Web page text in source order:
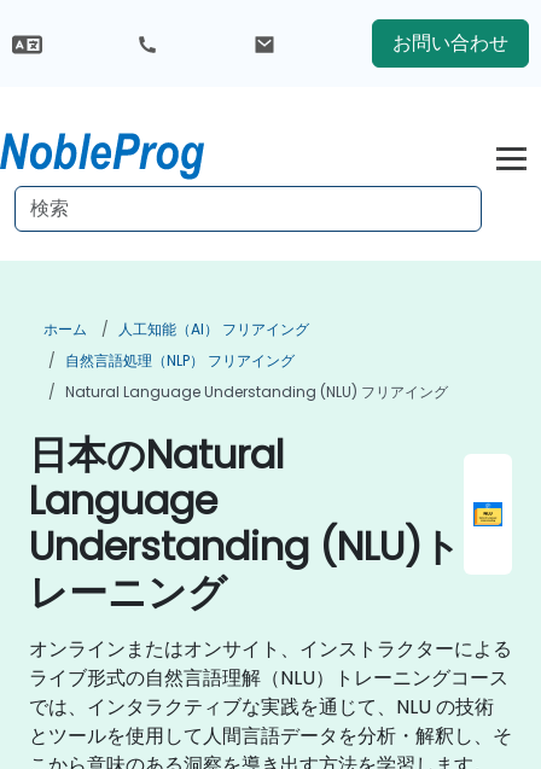
お問い合わせ
ホーム
人工知能（AI） フリアイング
自然言語処理（NLP） フリアイング
Natural Language Understanding (NLU) フリアイング
日本のNatural
Language
Understanding (NLU)ト
レーニング
オンラインまたはオンサイト、インストラクターによる
ライブ形式の自然言語理解（NLU）トレーニングコース
では、インタラクティブな実践を通じて、NLU の技術
とツールを使用して人間言語データを分析・解釈し、そ